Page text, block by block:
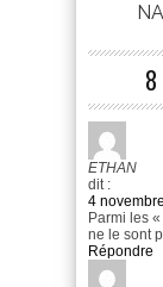
ETHAN
dit :
4
Parmi les
ne le sont
Répondre